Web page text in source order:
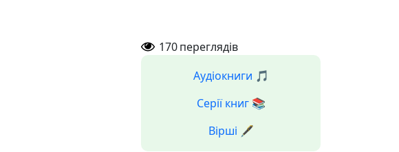
170переглядів
Аудіокниги 🎵
Серії книг 📚
Вірші 🖋️